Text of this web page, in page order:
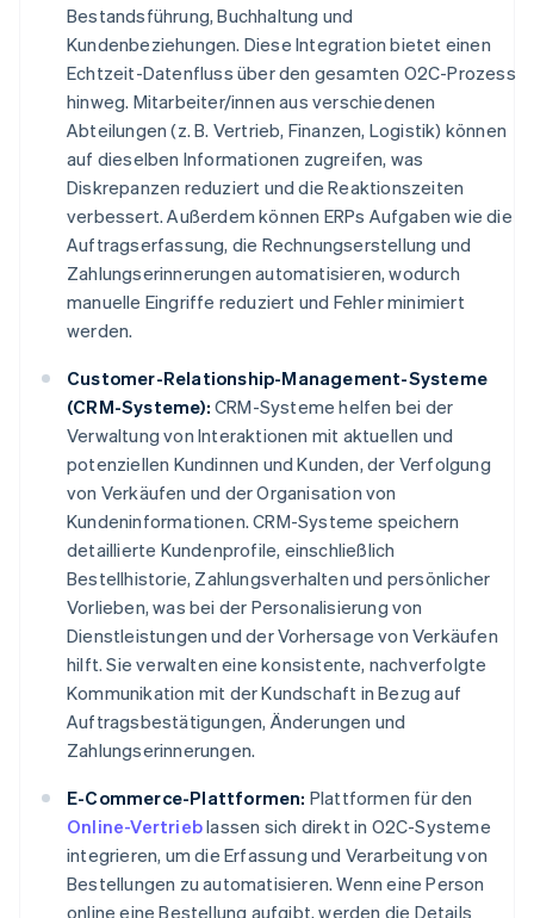
Bestandsführung, Buchhaltung und
Kundenbeziehungen. Diese Integration bietet einen
Echtzeit-Datenfluss über den gesamten O2C-Prozess
hinweg. Mitarbeiter/innen aus verschiedenen
Abteilungen (z. B. Vertrieb, Finanzen, Logistik) können
auf dieselben Informationen zugreifen, was
Diskrepanzen reduziert und die Reaktionszeiten
verbessert. Außerdem können ERPs Aufgaben wie die
Auftragserfassung, die Rechnungserstellung und
Zahlungserinnerungen automatisieren, wodurch
manuelle Eingriffe reduziert und Fehler minimiert
werden.
Customer-Relationship-Management-Systeme
(CRM-Systeme): CRM-Systeme helfen bei der
Verwaltung von Interaktionen mit aktuellen und
potenziellen Kundinnen und Kunden, der Verfolgung
von Verkäufen und der Organisation von
Kundeninformationen. CRM-Systeme speichern
detaillierte Kundenprofile, einschließlich
Bestellhistorie, Zahlungsverhalten und persönlicher
Vorlieben, was bei der Personalisierung von
Dienstleistungen und der Vorhersage von Verkäufen
hilft. Sie verwalten eine konsistente, nachverfolgte
Kommunikation mit der Kundschaft in Bezug auf
Auftragsbestätigungen, Änderungen und
Zahlungserinnerungen.
E-Commerce-Plattformen: Plattformen für den
Online-Vertrieblassen sich direkt in O2C-Systeme
integrieren, um die Erfassung und Verarbeitung von
Bestellungen zu automatisieren. Wenn eine Person
online eine Bestellung aufgibt, werden die Details